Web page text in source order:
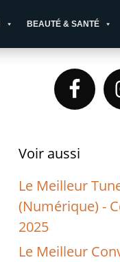
BEAUTÉ & SANTÉ
Primary
Sidebar
Voir aussi
Le Meilleur
(Numérique) -
2025
Le Meilleur